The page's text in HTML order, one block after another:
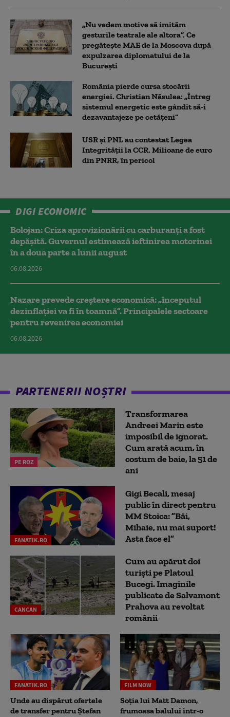
„Nu vedem motive să imităm
gesturile teatrale ale altora”. Ce
pregătește MAE de la Moscova după
expulzarea diplomatului de la
București
România pierde cursa stocării
energiei. Christian Năsulea: „Întreg
sistemul energetic este gândit să-i
dezavantajeze pe cetățeni”
USR și PNL au contestat Legea
Integrității la CCR. Milioane de euro
din PNRR, în pericol
DIGI ECONOMIC
Bolojan: Criza aprovizionării cu carburanți a fost
depășită. Guvernul estimează ieftinirea motorinei
în a doua parte a lunii august
06.08.2026
Nazare prevede creștere economică: „începutul
dezinflației va fi în toamnă”. Principalele sectoare
pentru revenirea economiei
06.08.2026
PARTENERII NOȘTRI
PE ROZ
Transformarea
Andreei Marin este
imposibil de ignorat.
Cum arată acum, în
costum de baie, la 51 de
ani
FANATIK.RO
Gigi Becali, mesaj
public în direct pentru
MM Stoica: ”Băi,
Mihaie, nu mai suport!
Asta face el”
CANCAN
Cum au apărut doi
turiști pe Platoul
Bucegi. Imaginile
publicate de Salvamont
Prahova au revoltat
românii
FANATIK.RO
Unde au dispărut ofertele
de transfer pentru Ștefan
FILM NOW
Soția lui Matt Damon,
frumoasa balului într-o